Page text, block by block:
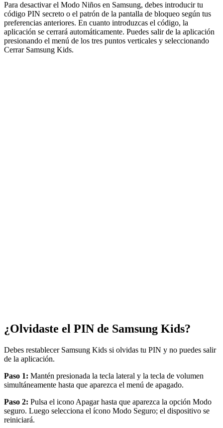
Para desactivar el Modo Niños en Samsung, debes introducir tu
código PIN secreto o el patrón de la pantalla de bloqueo según tus
preferencias anteriores. En cuanto introduzcas el código, la
aplicación se cerrará automáticamente. Puedes salir de la aplicación
presionando el menú de los tres puntos verticales y seleccionando
Cerrar Samsung Kids.
¿Olvidaste el PIN de Samsung Kids?
Debes restablecer Samsung Kids si olvidas tu PIN y no puedes salir
de la aplicación.
Paso 1: Mantén presionada la tecla lateral y la tecla de volumen
simultáneamente hasta que aparezca el menú de apagado.
Paso 2: Pulsa el icono Apagar hasta que aparezca la opción Modo
seguro. Luego selecciona el ícono Modo Seguro; el dispositivo se
reiniciará.